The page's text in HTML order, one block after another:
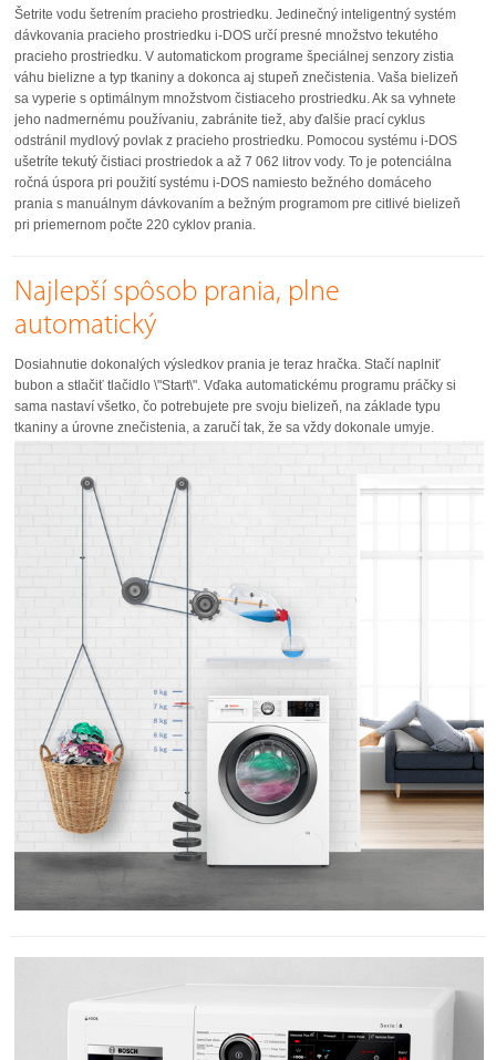
Šetrite vodu šetrením pracieho prostriedku. Jedinečný inteligentný systém
dávkovania pracieho prostriedku i-DOS určí presné množstvo tekutého
pracieho prostriedku. V automatickom programe špeciálnej senzory zistia
váhu bielizne a typ tkaniny a dokonca aj stupeň znečistenia. Vaša bielizeň
sa vyperie s optimálnym množstvom čistiaceho prostriedku. Ak sa vyhnete
jeho nadmernému používaniu, zabránite tiež, aby ďalšie prací cyklus
odstránil mydlový povlak z pracieho prostriedku. Pomocou systému i-DOS
ušetríte tekutý čistiaci prostriedok a až 7 062 litrov vody. To je potenciálna
ročná úspora pri použití systému i-DOS namiesto bežného domáceho
prania s manuálnym dávkovaním a bežným programom pre citlivé bielizeň
pri priemernom počte 220 cyklov prania.
Najlepší spôsob prania, plne
automatický
Dosiahnutie dokonalých výsledkov prania je teraz hračka. Stačí naplniť
bubon a stlačiť tlačidlo \"Start\". Vďaka automatickému programu práčky si
sama nastaví všetko, čo potrebujete pre svoju bielizeň, na základe typu
tkaniny a úrovne znečistenia, a zaručí tak, že sa vždy dokonale umyje.